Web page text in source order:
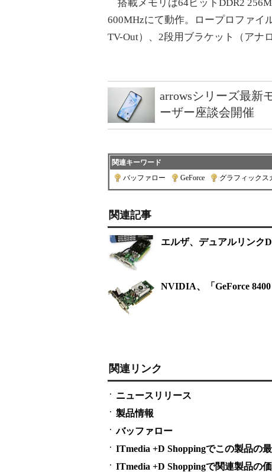
搭載メモリは64ビットDDR2
600MHzにて動作。ロープロファイ
TV-Out）、2段用ブラケット（アナ
arrowsシリーズ最新
ーザー座談会開催
関連キーワード
バッファロー
GeForce グラフィックス
関連記事
エルザ、デュアルリンク
NVIDIA、「GeForce
関連リンク
ニュースリリース
製品情報
バッファロー
ITmedia +D Shoppingでこの製品の
ITmedia +D Shoppingで関連製品の